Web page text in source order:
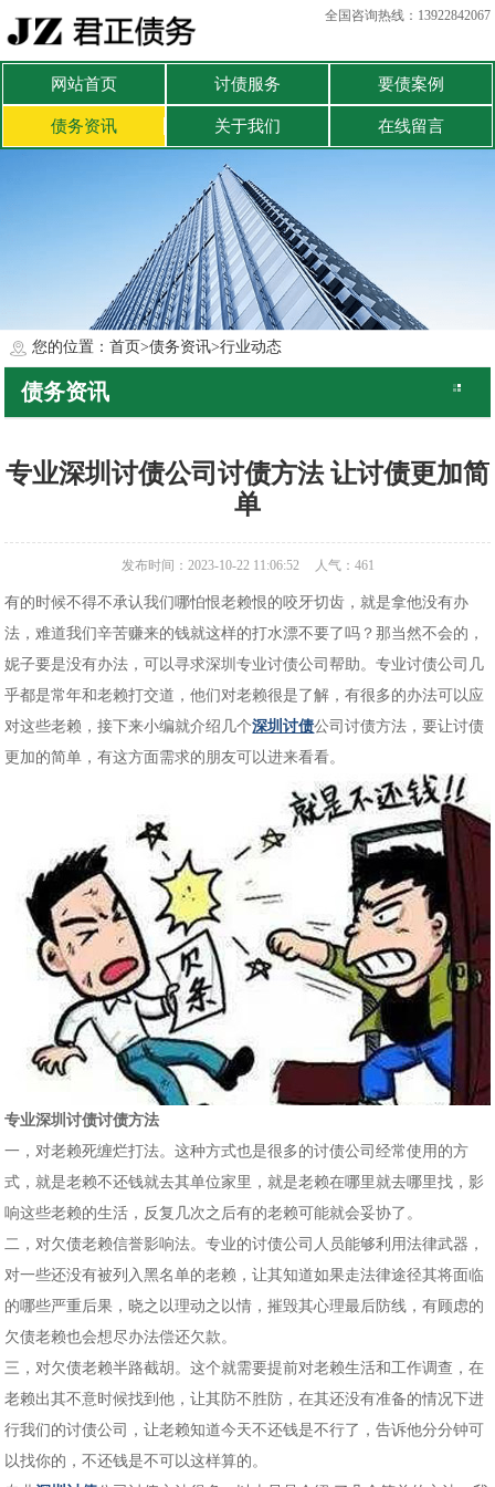
全国咨询热线：13922842067
网站首页 讨债服务 要债案例
债务资讯 关于我们 在线留言
您的位置： 首页>债务资讯>行业动态
债务资讯
专业深圳讨债公司讨债方法 让讨债更加简
单
发布时间：2023-10-22 11:06:52 人气： 461
有的时候不得不承认我们哪怕恨老赖恨的咬牙切齿，就是拿他没有办
法，难道我们辛苦赚来的钱就这样的打水漂不要了吗？那当然不会的，
妮子要是没有办法，可以寻求深圳专业讨债公司帮助。专业讨债公司几
乎都是常年和老赖打交道，他们对老赖很是了解，有很多的办法可以应
对这些老赖，接下来小编就介绍几个深圳讨债公司讨债方法，要让讨债
更加的简单，有这方面需求的朋友可以进来看看。
专业深圳讨债讨债方法
一，对老赖死缠烂打法。这种方式也是很多的讨债公司经常使用的方
式，就是老赖不还钱就去其单位家里，就是老赖在哪里就去哪里找，影
响这些老赖的生活，反复几次之后有的老赖可能就会妥协了。
二，对欠债老赖信誉影响法。专业的讨债公司人员能够利用法律武器，
对一些还没有被列入黑名单的老赖，让其知道如果走法律途径其将面临
的哪些严重后果，晓之以理动之以情，摧毁其心理最后防线，有顾虑的
欠债老赖也会想尽办法偿还欠款。
三，对欠债老赖半路截胡。这个就需要提前对老赖生活和工作调查，在
老赖出其不意时候找到他，让其防不胜防，在其还没有准备的情况下进
行我们的讨债公司，让老赖知道今天不还钱是不行了，告诉他分分钟可
以找你的，不还钱是不可以这样算的。